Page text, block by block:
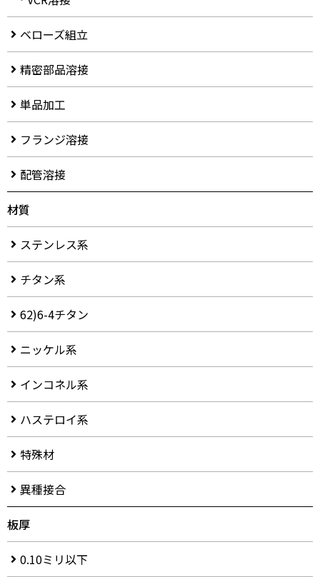
ベローズ組立
精密部品溶接
単品加工
フランジ溶接
配管溶接
材質
ステンレス系
チタン系
62)6-4チタン
ニッケル系
インコネル系
ハステロイ系
特殊材
異種接合
板厚
0.10ミリ以下